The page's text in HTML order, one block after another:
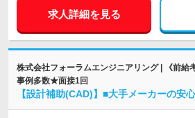
求人詳細を見る
株式会社フォーラムエンジニアリング | 《前
事例多数★面接1回
【設計補助(CAD)】■大手メーカーの安